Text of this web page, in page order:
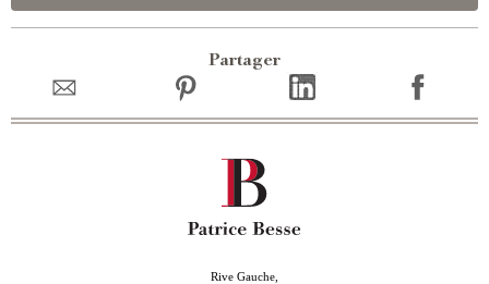
Partager
Rive Gauche,